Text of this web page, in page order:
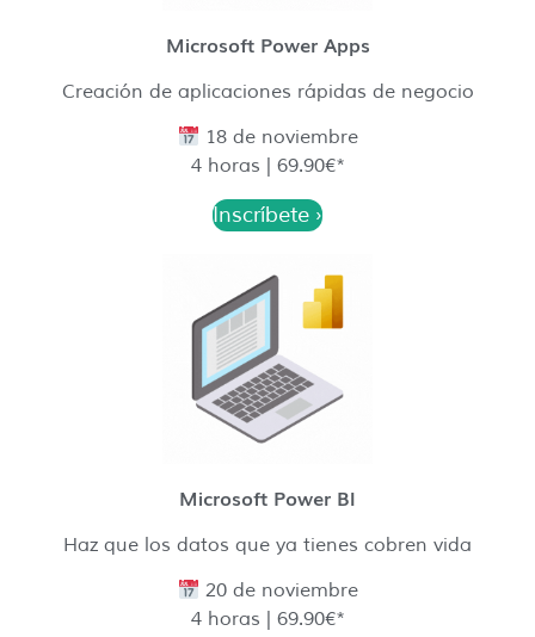
Microsoft Power Apps
Creación de aplicaciones rápidas de negocio
18 de noviembre
4 horas | 69.90€*
Inscríbete ›
Microsoft Power BI
Haz que los datos que ya tienes cobren vida
20 de noviembre
4 horas | 69.90€*